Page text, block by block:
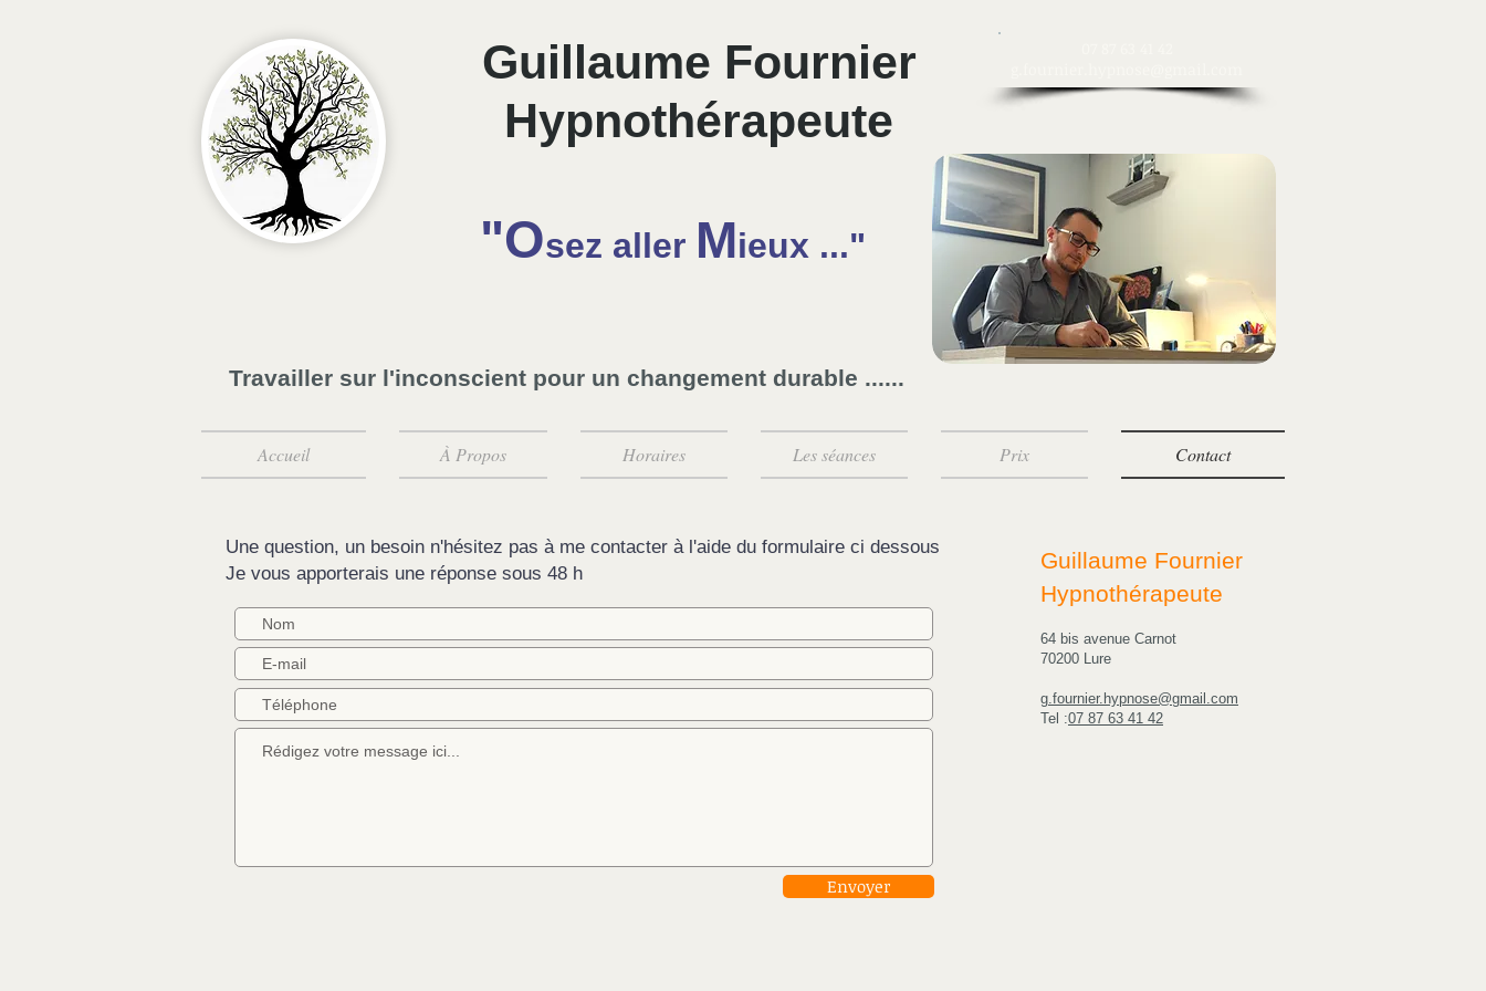
Guillaume Fournier
Hypnothérapeute
"Osez aller Mieux ..."
Travailler sur l'inconscient pour un changement durable ......
Accueil À Propos Horaires Les séances Prix Contact
Guillaume Fournier
Hypnothérapeute
64 bis avenue Carnot
70200 Lure
g.fournier.hypnose@gmail.com
Tel :07 87 63 41 42
Envoyer
Une question, un besoin n'hésitez pas à me contacter à l'aide du formulaire ci dessous
Je vous apporterais une réponse sous 48 h